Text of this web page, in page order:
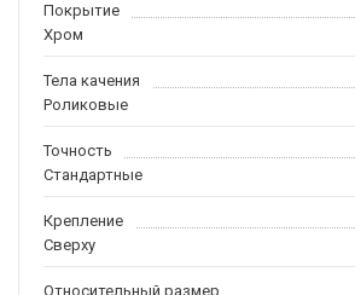
Покрытие
Хром
Тела качения
Роликовые
Точность
Стандартные
Крепление
Сверху
Относительный размер